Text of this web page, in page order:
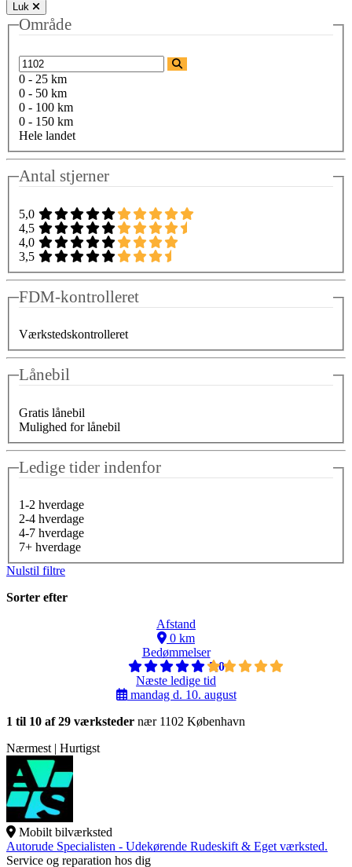
Luk
Område
0 - 25 km
0 - 50 km
0 - 100 km
0 - 150 km
Hele landet
Antal stjerner
5,0
4,5
4,0
3,5
FDM-kontrolleret
Værkstedskontrolleret
Lånebil
Gratis lånebil
Mulighed for lånebil
Ledige tider indenfor
1-2 hverdage
2-4 hverdage
4-7 hverdage
7+ hverdage
Nulstil filtre
Sorter efter
Afstand
0 km
Bedømmelser
5,0
Næste ledige tid
mandag d. 10. august
1 til 10 af 29 værksteder nær 1102 København
Nærmest | Hurtigst
Mobilt bilværksted
Autorude Specialisten - Udekørende Rudeskift & Eget værksted.
Service og reparation hos dig